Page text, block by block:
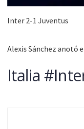
Inter 2-1 Juventus
Alexis Sánchez anotó
Italia